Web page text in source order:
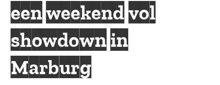
een weekend vol
showdown in
Marburg